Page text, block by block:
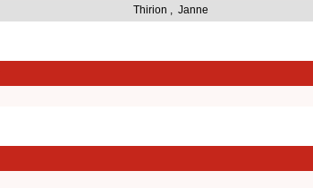
Thirion , Janne